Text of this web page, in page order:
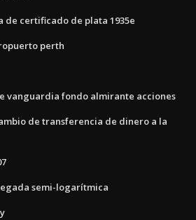
de certificado de plata 1935e
perth
vanguardia fondo almirante acciones
de transferencia de dinero a la
semi-logarítmica